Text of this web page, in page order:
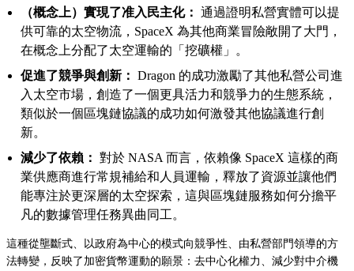
（概念上）實現了准入民主化： 通過證明私營實體可以提
供可靠的太空物流，SpaceX 為其他商業冒險敞開了大門，
在概念上分配了太空運輸的「挖礦權」。
促進了競爭與創新： Dragon 的成功激勵了其他私營公司進
入太空市場，創造了一個更具活力和競爭力的生態系統，
類似於一個區塊鏈協議的成功如何激發其他協議進行創
新。
減少了依賴： 對於 NASA 而言，依賴像 SpaceX 這樣的商
業供應商進行常規補給和人員運輸，釋放了資源並讓他們
能專注於更深層的太空探索，這與區塊鏈服務如何分擔平
凡的數據管理任務異曲同工。
這種從壟斷式、以政府為中心的模式向競爭性、由私營部門領導的方
法轉變，反映了加密貨幣運動的願景：去中心化權力、減少對中介機